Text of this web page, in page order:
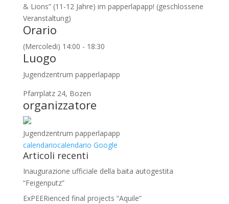
& Lions” (11-12 Jahre) im papperlapapp! (geschlossene
Veranstaltung)
Orario
(Mercoledi) 14:00 - 18:30
Luogo
Jugendzentrum papperlapapp
Pfarrplatz 24, Bozen
organizzatore
Jugendzentrum papperlapapp
calendariocalendario Google
Articoli recenti
Inaugurazione ufficiale della baita autogestita
“Feigenputz”
ExPEERienced final projects “Aquile”